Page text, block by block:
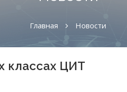
Главная Новости
классах ЦИТ